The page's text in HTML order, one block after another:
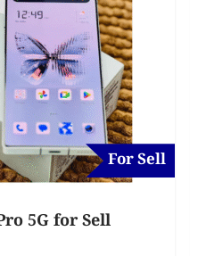
For Sell
5G for Sell